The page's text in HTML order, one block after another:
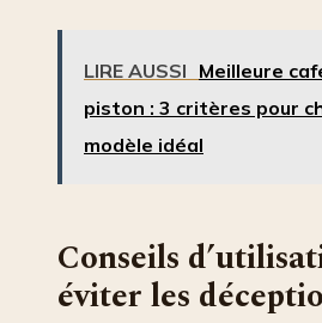
LIRE AUSSI Meilleure
piston : 3 critères pour
modèle idéal
Conseils
éviter les